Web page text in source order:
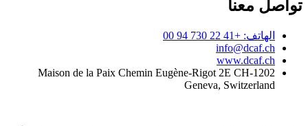
تواصل معنا
الهاتف: +41 22 730 94 00
info@dcaf.ch
www.dcaf.ch
Maison de la Paix Chemin Eugène-Rigot 2E CH-1202
Geneva, Switzerland